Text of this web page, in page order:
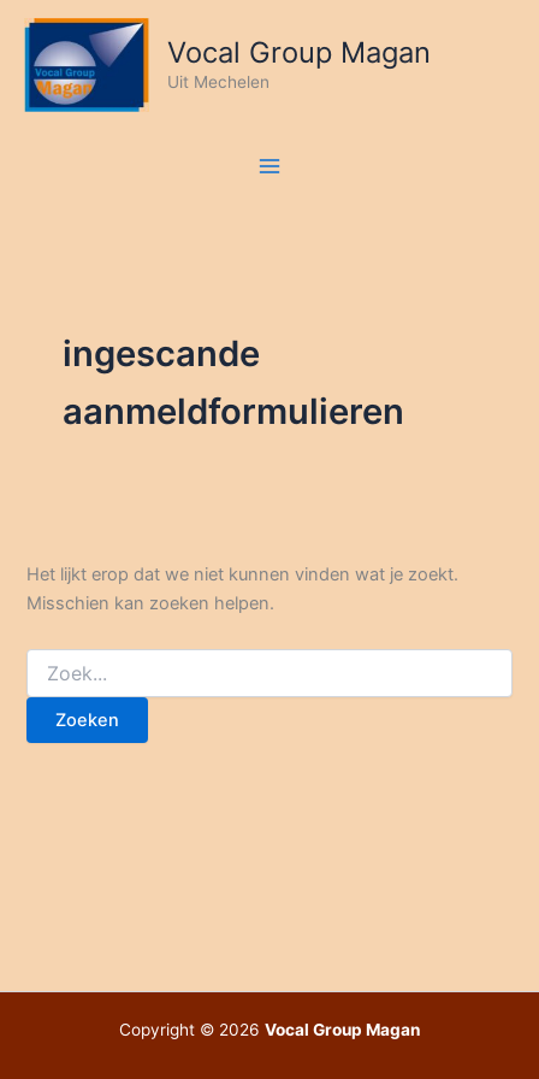
inhoud
Vocal Group Magan
Uit Mechelen
ingescande
aanmeldformulieren
Het lijkt erop dat we niet kunnen vinden wat je zoekt.
Misschien kan zoeken helpen.
Zoek
naar:
Copyright © 2026 Vocal Group Magan